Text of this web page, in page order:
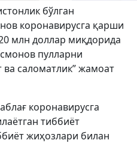
бўлган
коронавирусга қарши
млн доллар миқдорида
пулларни
саломатлик” жамоат
коронавирусга
тиббиёт
жиҳозлари билан